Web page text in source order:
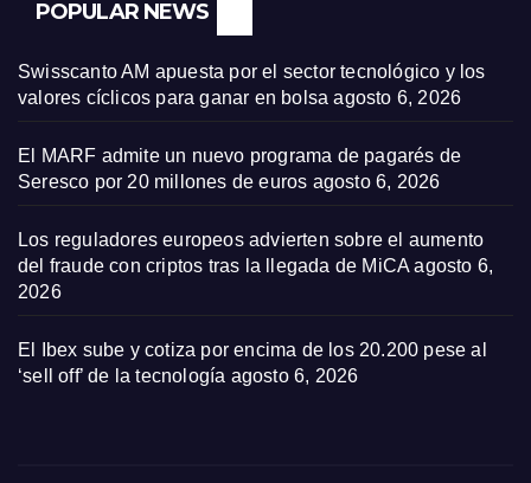
POPULAR NEWS
Swisscanto AM apuesta por el sector tecnológico y los
valores cíclicos para ganar en bolsa agosto 6, 2026
El MARF admite un nuevo programa de pagarés de
Seresco por 20 millones de euros agosto 6, 2026
Los reguladores europeos advierten sobre el aumento
del fraude con criptos tras la llegada de MiCA agosto 6,
2026
El Ibex sube y cotiza por encima de los 20.200 pese al
‘sell off’ de la tecnología agosto 6, 2026